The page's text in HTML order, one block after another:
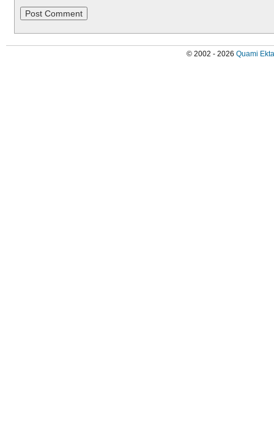
© 2002 - 2026 Quami